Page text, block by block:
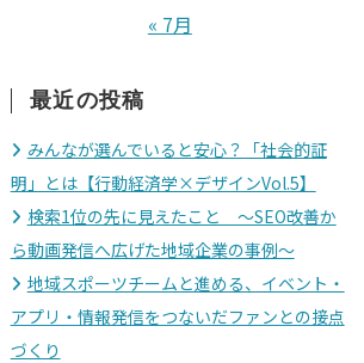
« 7月
最近の投稿
みんなが選んでいると安心？「社会的証
明」とは【行動経済学×デザインVol.5】
検索1位の先に見えたこと 〜SEO改善か
ら動画発信へ広げた地域企業の事例〜
地域スポーツチームと進める、イベント・
アプリ・情報発信をつないだファンとの接点
づくり